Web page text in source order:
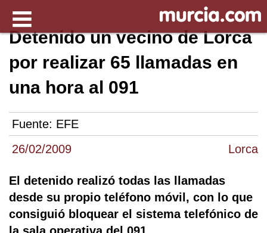
26/02/2009 Lorca
Detenido un vecino de Lorca
por realizar 65 llamadas en
una hora al 091
Fuente: EFE
El detenido realizó todas las llamadas
desde su propio teléfono móvil, con lo que
consiguió bloquear el sistema telefónico de